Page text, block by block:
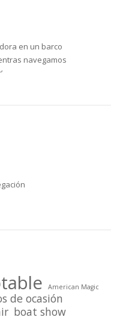
en un barco
navegamos
American Magic
de ocasión
boat show